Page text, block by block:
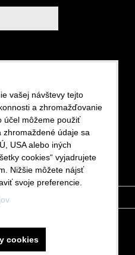
vašej návštevy tejto
a zhromažďovanie
účel môžeme použiť
údaje sa
USA alebo iných
cookies“ vyjadrujete
Nižšie môžete nájsť
svoje preferencie.
cookies